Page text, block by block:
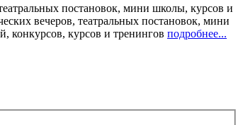
постановок, мини школы, курсов и
вечеров, театральных постановок, мини
конкурсов, курсов и тренингов подробнее...